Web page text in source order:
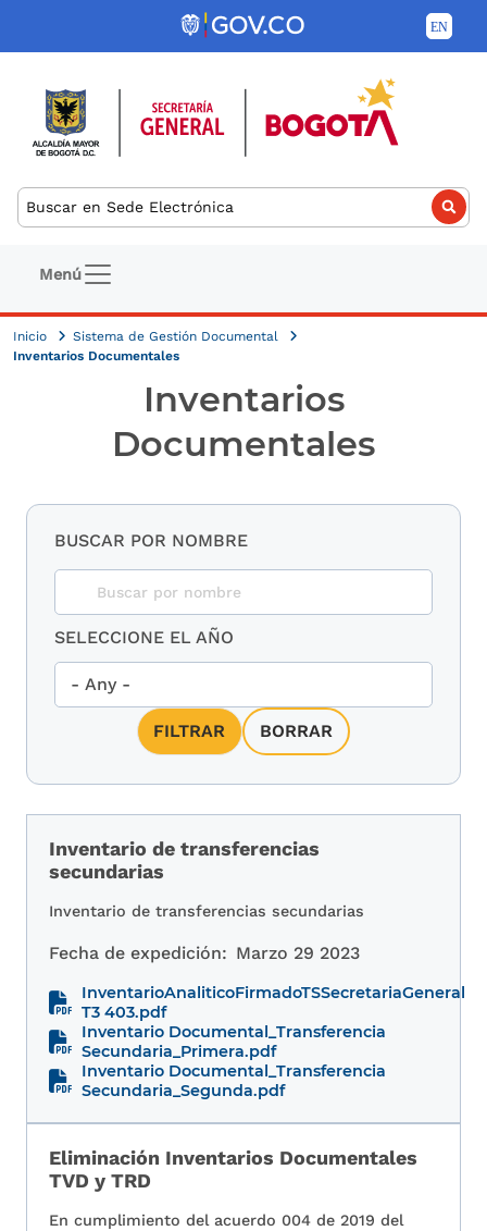
Pasar al contenido principal
Buscar
Navegación principal
Menú
Inicio
Sistema de Gestión Documental
Inventarios Documentales
Inventarios
Documentales
BUSCAR POR NOMBRE
SELECCIONE EL AÑO
Inventario de transferencias
secundarias
Inventario de transferencias secundarias
Fecha de expedición: Marzo 29 2023
InventarioAnaliticoFirmadoTSSecretariaGeneral
T3 403.pdf
Inventario Documental_Transferencia
Secundaria_Primera.pdf
Inventario Documental_Transferencia
Secundaria_Segunda.pdf
Eliminación Inventarios Documentales
TVD y TRD
En cumplimiento del acuerdo 004 de 2019 del